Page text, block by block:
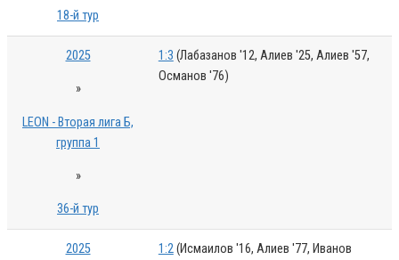
18-й тур
2025
»
LEON - Вторая лига Б,
группа 1
»
36-й тур
1:3 (Лабазанов '12, Алиев '25, Алиев '57,
Османов '76)
2025 1:2(Исмаилов '16, Алиев '77, Иванов